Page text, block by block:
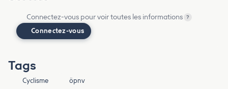
Connectez-vous pour voir toutes les informations ?
Connectez-vous
Tags
Cyclisme öpnv